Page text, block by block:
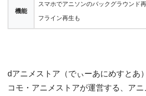
機能
スマホでアニソンのバックグラウンド
フライン再生も
dアニメストア（でぃーあにめすとあ
コモ・アニメストアが運営する、ア